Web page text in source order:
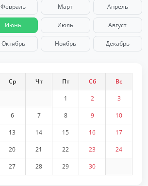
Февраль Март Апрель
Июнь Июль Август
Октябрь Ноябрь Декабрь
Ср Чт Пт Сб Вс
1 2 3
6 7 8 9 10
13 14 15 16 17
20 21 22 23 24
27 28 29 30